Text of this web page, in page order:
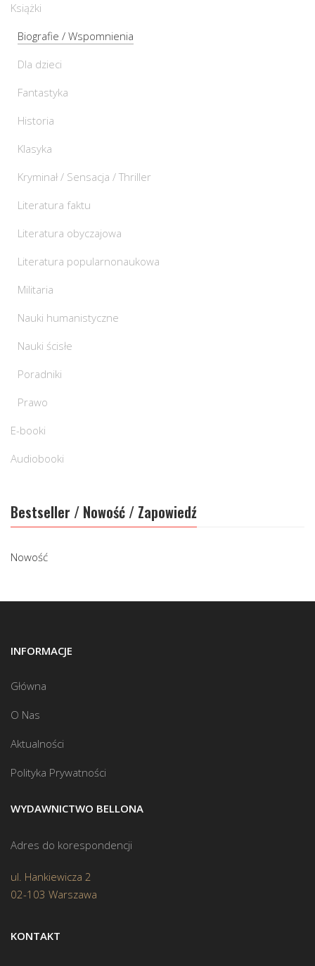
Książki
Biografie / Wspomnienia
Dla dzieci
Fantastyka
Historia
Klasyka
Kryminał / Sensacja / Thriller
Literatura faktu
Literatura obyczajowa
Literatura popularnonaukowa
Militaria
Nauki humanistyczne
Nauki ścisłe
Poradniki
Prawo
E-booki
Audiobooki
Bestseller / Nowość / Zapowiedź
Nowość
INFORMACJE
Główna
O Nas
Aktualności
Polityka Prywatności
WYDAWNICTWO BELLONA
Adres do korespondencji
ul. Hankiewicza 2
02-103 Warszawa
KONTAKT